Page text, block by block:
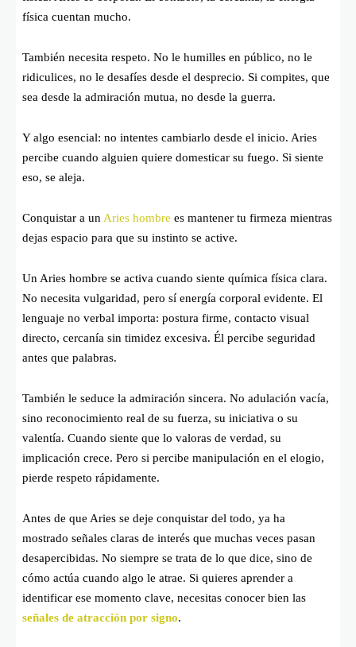
física cuentan mucho.
También necesita respeto. No le humilles en público, no le
ridiculices, no le desafíes desde el desprecio. Si compites, que
sea desde la admiración mutua, no desde la guerra.
Y algo esencial: no intentes cambiarlo desde el inicio. Aries
percibe cuando alguien quiere domesticar su fuego. Si siente
eso, se aleja.
Conquistar a un Aries hombre es mantener tu firmeza mientras
dejas espacio para que su instinto se active.
Un Aries hombre se activa cuando siente química física clara.
No necesita vulgaridad, pero sí energía corporal evidente. El
lenguaje no verbal importa: postura firme, contacto visual
directo, cercanía sin timidez excesiva. Él percibe seguridad
antes que palabras.
También le seduce la admiración sincera. No adulación vacía,
sino reconocimiento real de su fuerza, su iniciativa o su
valentía. Cuando siente que lo valoras de verdad, su
implicación crece. Pero si percibe manipulación en el elogio,
pierde respeto rápidamente.
Antes de que Aries se deje conquistar del todo, ya ha
mostrado señales claras de interés que muchas veces pasan
desapercibidas. No siempre se trata de lo que dice, sino de
cómo actúa cuando algo le atrae. Si quieres aprender a
identificar ese momento clave, necesitas conocer bien las
señales de atracción por signo.